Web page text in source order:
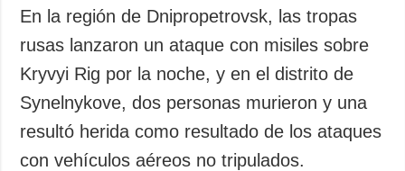
ADICIONAL
Podcasts
Publicaciones
Entrevistas
Fotos
Video
SERVICIOS
Suscripción
Banco de
imágenes
En la región de Dnipropetrovsk, las tropas
rusas lanzaron un ataque con misiles sobre
Kryvyi Rig por la noche, y en el distrito de
Synelnykove, dos personas murieron y una
resultó herida como resultado de los ataques
con vehículos aéreos no tripulados.